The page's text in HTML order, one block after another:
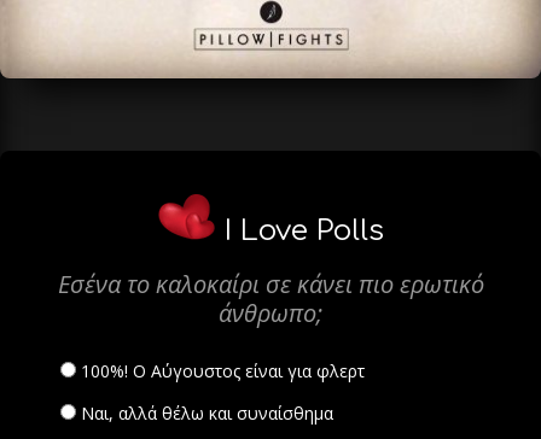
I Love Polls
Εσένα το καλοκαίρι σε κάνει πιο ερωτικό
άνθρωπο;
100%! Ο Αύγουστος είναι για φλερτ
Ναι, αλλά θέλω και συναίσθημα